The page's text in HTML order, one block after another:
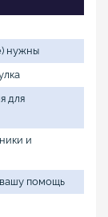
нужны
для
и
помощь